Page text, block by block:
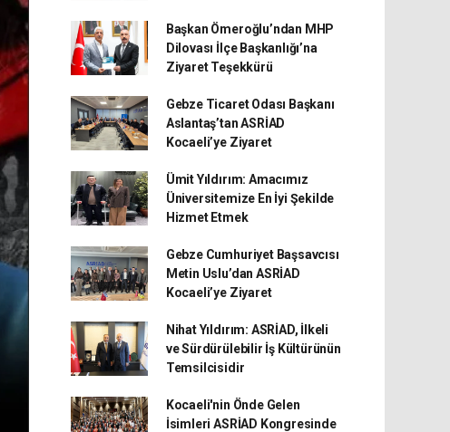
Başkan Ömeroğlu’ndan MHP
Dilovası İlçe Başkanlığı’na
Ziyaret Teşekkürü
Gebze Ticaret Odası Başkanı
Aslantaş’tan ASRİAD
Kocaeli’ye Ziyaret
Ümit Yıldırım: Amacımız
Üniversitemize En İyi Şekilde
Hizmet Etmek
Gebze Cumhuriyet Başsavcısı
Metin Uslu’dan ASRİAD
Kocaeli’ye Ziyaret
Nihat Yıldırım: ASRİAD, İlkeli
ve Sürdürülebilir İş Kültürünün
Temsilcisidir
Kocaeli'nin Önde Gelen
İsimleri ASRİAD Kongresinde